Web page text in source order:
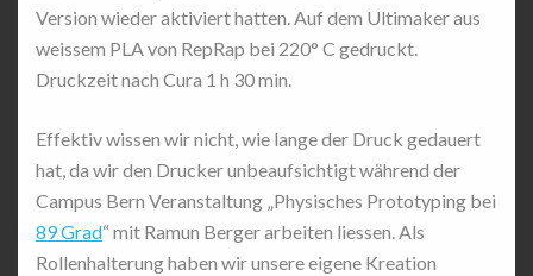
Version wieder aktiviert hatten. Auf dem Ultimaker aus
weissem PLA von RepRap bei 220° C gedruckt.
Druckzeit nach Cura 1 h 30 min.
Effektiv wissen wir nicht, wie lange der Druck gedauert
hat, da wir den Drucker unbeaufsichtigt während der
Campus Bern Veranstaltung „Physisches Prototyping bei
89 Grad“ mit Ramun Berger arbeiten liessen. Als
Rollenhalterung haben wir unsere eigene Kreation